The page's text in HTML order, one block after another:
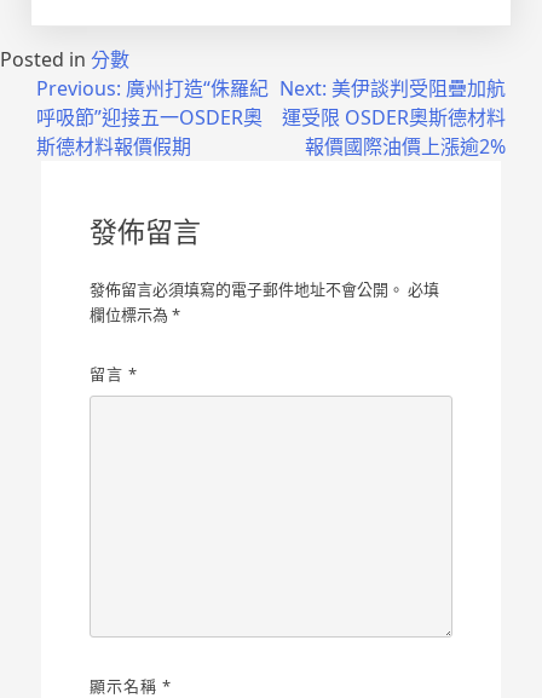
Posted in 分數
Previous: 廣州打造“侏羅紀
呼吸節”迎接五一OSDER奧
斯德材料報價假期
Next: 美伊談判受阻疊加航
運受限 OSDER奧斯德材料
報價國際油價上漲逾2%
發佈留言
發佈留言必須填寫的電子郵件地址不會公開。 必填
欄位標示為*
留言*
顯示名稱*